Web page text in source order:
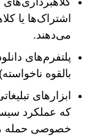
اشتراک‌ها یا
می‌دهند.
بالقوه
ابزارهای
که عملکرد
خصوصی حمله